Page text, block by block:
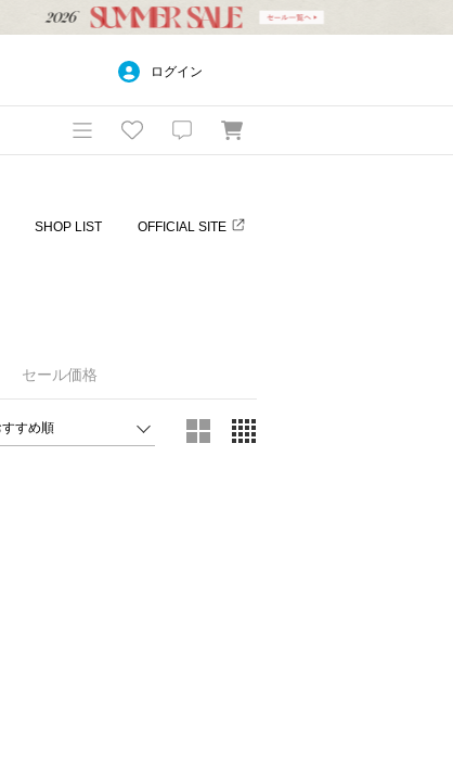
ログイン
SHOP LIST OFFICIAL SITE
セール価格